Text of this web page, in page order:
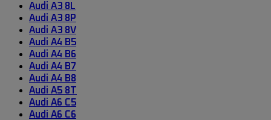
Audi A3 8L
Audi A3 8P
Audi A3 8V
Audi A4 B5
Audi A4 B6
Audi A4 B7
Audi A4 B8
Audi A5 8T
Audi A6 C5
Audi A6 C6